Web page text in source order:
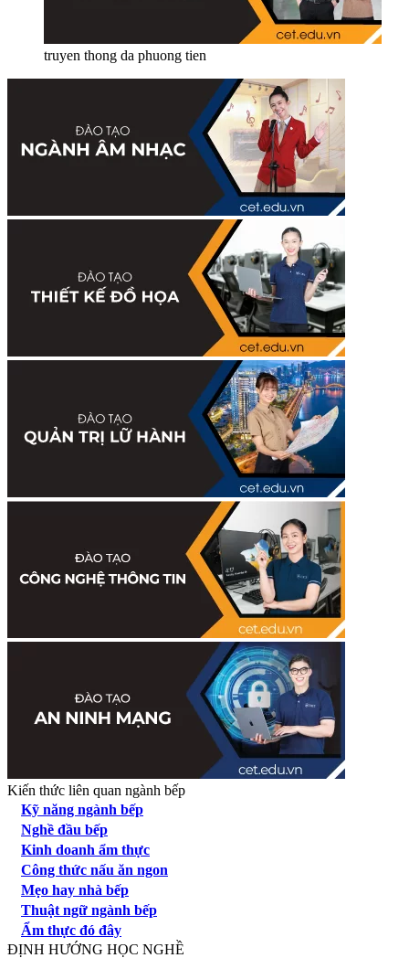
truyen thong da phuong tien
Kiến thức liên quan ngành bếp
Kỹ năng ngành bếp
Nghề đầu bếp
Kinh doanh ẩm thực
Công thức nấu ăn ngon
Mẹo hay nhà bếp
Thuật ngữ ngành bếp
Ẩm thực đó đây
ĐỊNH HƯỚNG HỌC NGHỀ